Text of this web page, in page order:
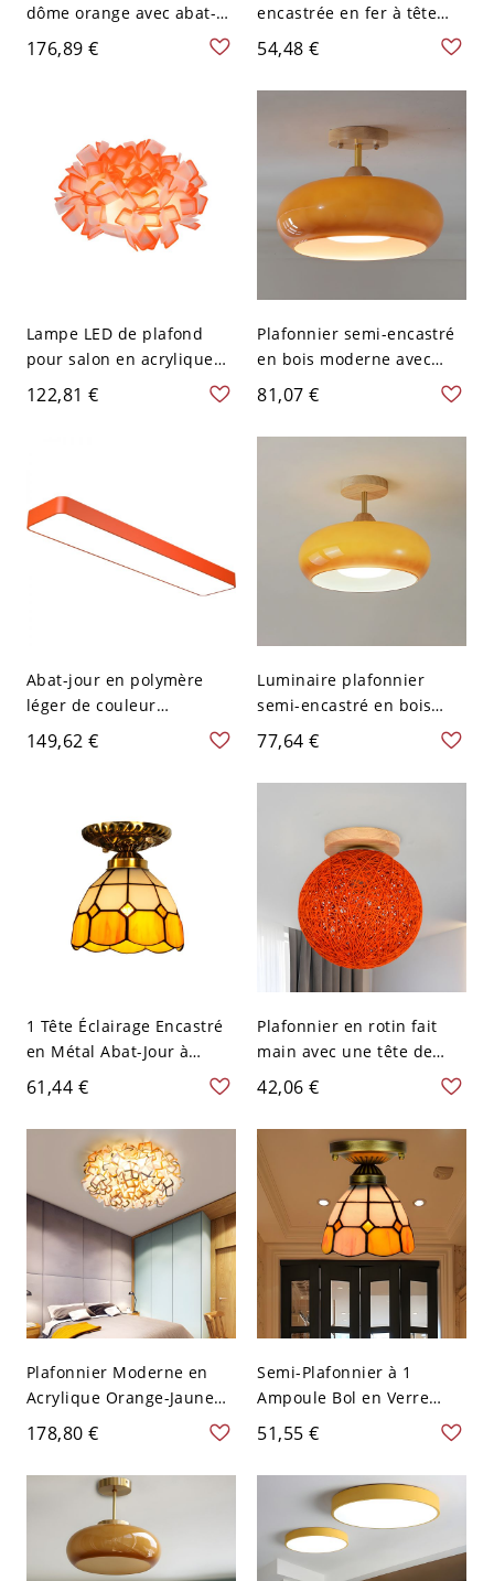
dôme orange avec abat-
jour en acrylique blanc et
5 lumières - 45,72 cm 110
176,89 €
encastrée en fer à tête
unique en forme de
triangle moderniste en
orange pour chambre
54,48 €
Lampe LED de plafond
pour salon en acrylique
orange avec bouquet
moderniste
122,81 €
Plafonnier semi-encastré
en bois moderne avec
abat-jour en verre blanc,
10 à 14 pouces - Orange
110 V-120 V
81,07 €
Abat-jour en polymère
léger de couleur
tangerine pour lampe de
plafond à 1 lumière en
149,62 €
Luminaire plafonnier
semi-encastré en bois
moderne avec abat-jour
en verre blanc - Orange
110 V-120 V
77,64 €
1 Tête Éclairage Encastré
en Métal Abat-Jour à
Dôme en Vitrail Plafonnier
Style Tiffany - Orange 110
V-120 V
61,44 €
Plafonnier en rotin fait
main avec une tête de
designer, 6" de largeur
42,06 €
Plafonnier Moderne en
Acrylique Orange-Jaune
Style Origami LED
178,80 €
Semi-Plafonnier à 1
Ampoule Bol en Verre
Orange Lampe Semi-
Encastrée Style Tiffany -
110 V-120 V Orange 15,24
51,55 €